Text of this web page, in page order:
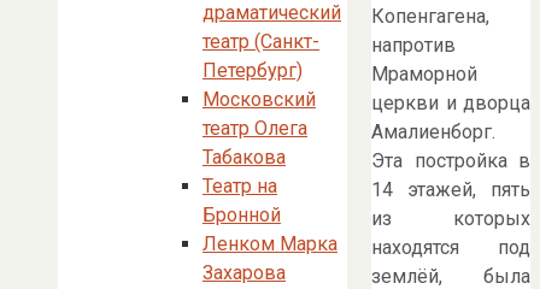
Копенгагена,
напротив
Мраморной
церкви и дворца
Амалиенборг.
Эта постройка в
14 этажей, пять
из которых
находятся под
землёй, была
драматический
театр (Санкт-
Петербург)
Московский
театр Олега
Табакова
Театр на
Бронной
Ленком Марка
Захарова